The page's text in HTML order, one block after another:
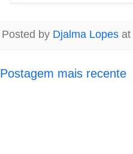
Posted by Djalma Lopes at
Postagem mais recente